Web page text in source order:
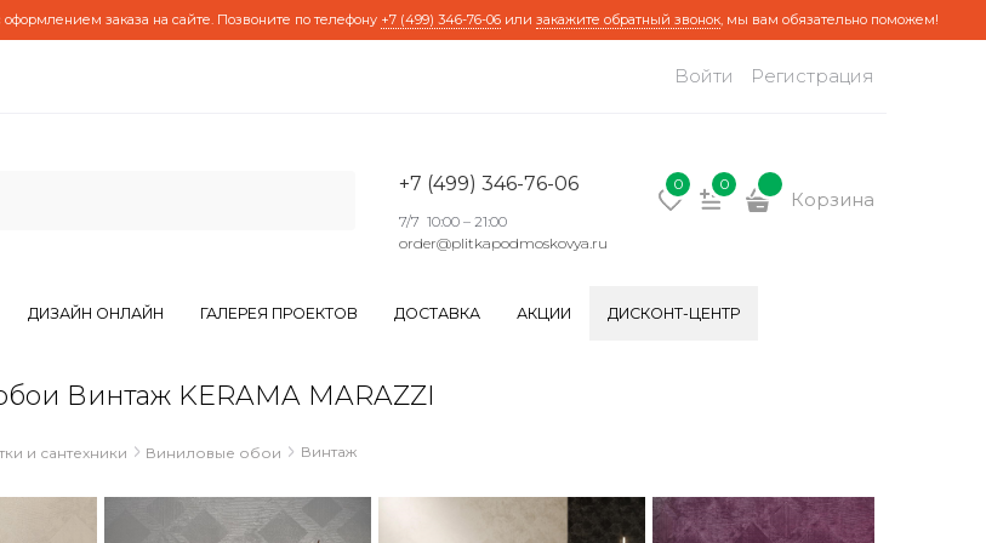
заказа на сайте. Позвоните по телефону +7 (499) 346-76-06 или закажите обратный звонок, мы вам обязательно поможем!
Войти Регистрация
+7 (499) 346-76-06
7/7 10:00 – 21:00
order@plitkapodmoskovya.ru
0 0
Корзина
ДИЗАЙН ОНЛАЙН ГАЛЕРЕЯ ПРОЕКТОВ ДОСТАВКА АКЦИИ ДИСКОНТ-ЦЕНТР
Винтаж KERAMA MARAZZI
и сантехники Виниловые обои Винтаж